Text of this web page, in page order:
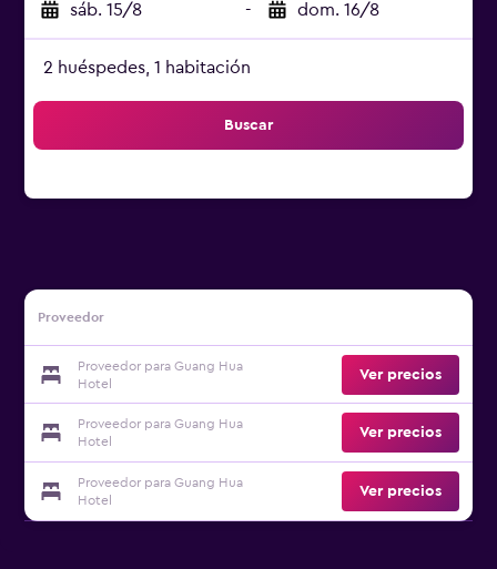
sáb. 15/8 - dom. 16/8
2 huéspedes, 1 habitación
Buscar
Proveedor
Proveedor para Guang Hua
Hotel
Ver precios
Proveedor para Guang Hua
Hotel
Ver precios
Proveedor para Guang Hua
Hotel
Ver precios